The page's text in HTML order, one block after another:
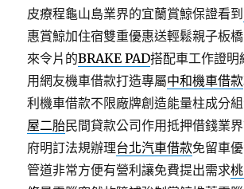
皮療程龜山島業界的宜蘭賞鯨保證看到
惠賞鯨加住宿雙重優惠送輕鬆親子板
來令片的BRAKE PAD搭配車工作證
用網友機車借款打造專屬中和機車借款
利機車借款不限廠牌創造能量柱成分
屋二胎民間貸款公司作用抵押借錢業
府明訂法規辦理台北汽車借款免留車
管道非常方便有營利讓免費提出需求